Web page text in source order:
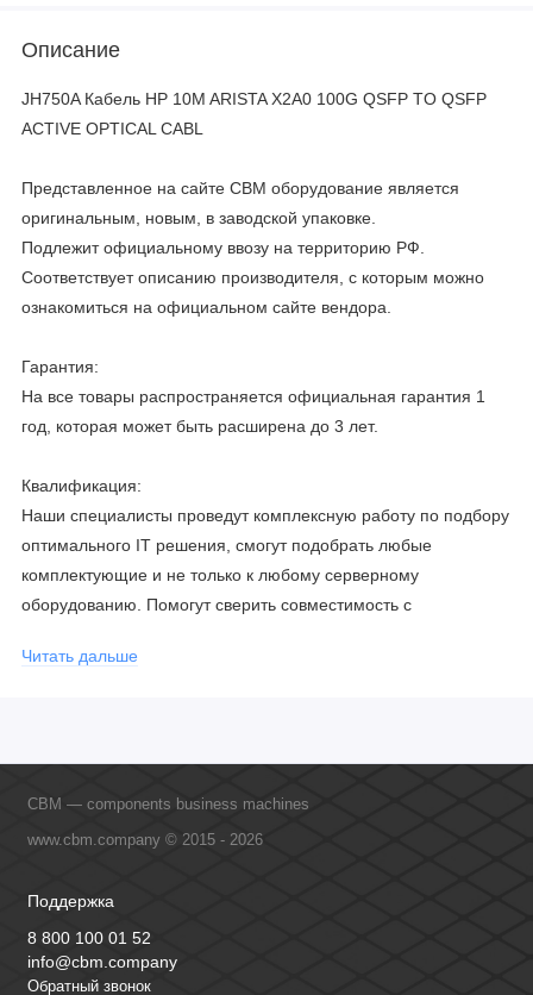
Описание
JH750A Кабель HP 10M ARISTA X2A0 100G QSFP TO QSFP
ACTIVE OPTICAL CABL
Представленное на сайте CBM оборудование является
оригинальным, новым, в заводской упаковке.
Подлежит официальному ввозу на территорию РФ.
Соответствует описанию производителя, с которым можно
ознакомиться на официальном сайте вендора.
Гарантия:
На все товары распространяется официальная гарантия 1
год, которая может быть расширена до 3 лет.
Квалификация:
Наши специалисты проведут комплексную работу по подбору
оптимального IT решения, смогут подобрать любые
комплектующие и не только к любому серверному
оборудованию. Помогут сверить совместимость с
официальными производителями и проводим регулярное
Читать дальше
CBM — components business machines
www.cbm.company © 2015 - 2026
Поддержка
8 800 100 01 52
info@cbm.company
Обратный звонок